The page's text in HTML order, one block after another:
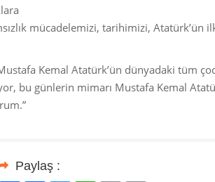
mücadelemizi, tarihimizi, Atatürk’ün
Kemal Atatürk’ün dünyadaki tüm
bu günlerin mimarı Mustafa Kemal
Paylaş :